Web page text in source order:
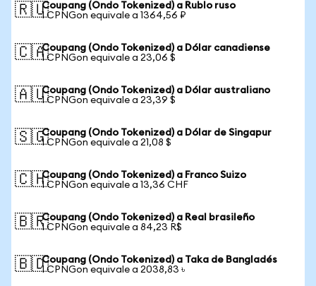
🇷🇺Coupang (Ondo Tokenized) a Rublo ruso
1 CPNGon equivale a 1364,56 ₽
🇨🇦Coupang (Ondo Tokenized) a Dólar canadiense
1 CPNGon equivale a 23,06 $
🇦🇺Coupang (Ondo Tokenized) a Dólar australiano
1 CPNGon equivale a 23,39 $
🇸🇬Coupang (Ondo Tokenized) a Dólar de Singapur
1 CPNGon equivale a 21,08 $
🇨🇭Coupang (Ondo Tokenized) a Franco Suizo
1 CPNGon equivale a 13,36 CHF
🇧🇷Coupang (Ondo Tokenized) a Real brasileño
1 CPNGon equivale a 84,23 R$
🇧🇩Coupang (Ondo Tokenized) a Taka de Bangladés
1 CPNGon equivale a 2038,83 ৳